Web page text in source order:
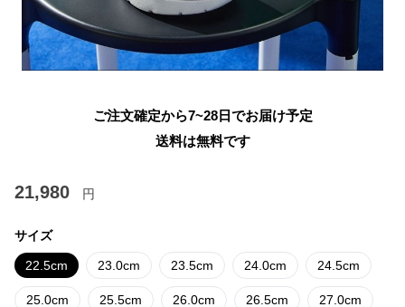
ご注文確定から7~28日でお届け予定
送料は無料です
21,980 円
サイズ
22.5cm 23.0cm 23.5cm 24.0cm 24.5cm
25.0cm 25.5cm 26.0cm 26.5cm 27.0cm